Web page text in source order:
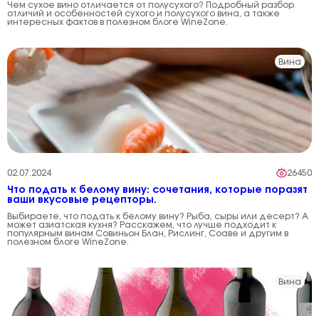
Чем сухое вино отличается от полусухого? Подробный разбор
отличий и особенностей сухого и полусухого вина, а также
интересных фактов в полезном блоге WineZone.
Вина
02.07.2024 26450
Что подать к белому вину: сочетания, которые поразят
ваши вкусовые рецепторы.
Выбираете, что подать к белому вину? Рыба, сыры или десерт? А
может азиатская кухня? Расскажем, что лучше подходит к
популярным винам Совиньон Блан, Рислинг, Соаве и другим в
полезном блоге WineZone.
Вина